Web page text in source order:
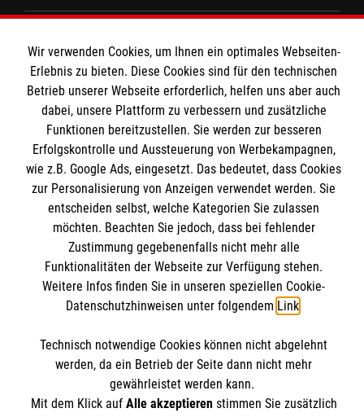
Spenden und Helfen
Unsere Kurse
Mitarbeiten
Wir Malteser
Informationen
Pressestelle
Impressum
Datenschutz
Malteser online
Malteserorden
Malteser Jugend
Malteser International
Sharepoint
Spendenkonto
Empfänger: Malteser Hilfsdienst e.V.
IBAN: DE103 7060 120 120 120 0001 2
Soziale Netzwerke
Der Malteser Hilfsdienst e.V. ist als eingetragene
gemeinnützige Organisation von der Körperschaft- und
Wir verwenden Cookies, um Ihnen ein optimales Webseiten-
Erlebnis zu bieten. Diese Cookies sind für den technischen
Betrieb unserer Webseite erforderlich, helfen uns aber auch
dabei, unsere Plattform zu verbessern und zusätzliche
Funktionen bereitzustellen. Sie werden zur besseren
Erfolgskontrolle und Aussteuerung von Werbekampagnen,
wie z.B. Google Ads, eingesetzt. Das bedeutet, dass Cookies
zur Personalisierung von Anzeigen verwendet werden. Sie
entscheiden selbst, welche Kategorien Sie zulassen
möchten. Beachten Sie jedoch, dass bei fehlender
Zustimmung gegebenenfalls nicht mehr alle
Funktionalitäten der Webseite zur Verfügung stehen.
Weitere Infos finden Sie in unseren speziellen Cookie-
Datenschutzhinweisen unter folgendem Link.
Technisch notwendige Cookies können nicht abgelehnt
werden, da ein Betrieb der Seite dann nicht mehr
gewährleistet werden kann.
Mit dem Klick auf Alle akzeptierenstimmen Sie zusätzlich